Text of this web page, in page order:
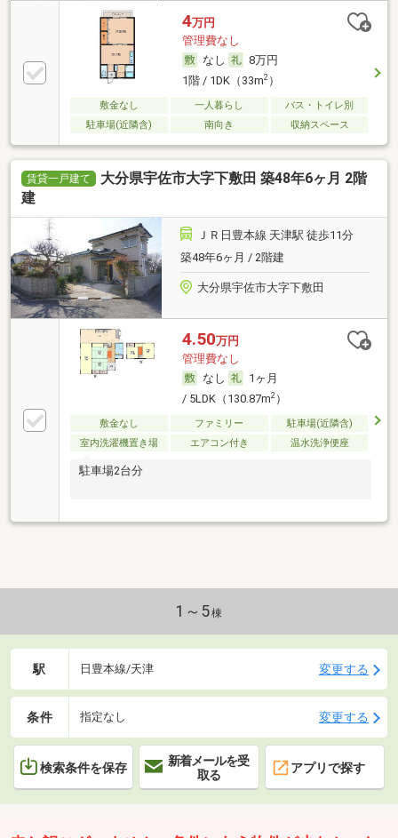
4万円
管理費なし
なし
8万円
1階 / 1DK（33m2）
敷金なし 一人暮らし
バス・トイレ別
駐車場(近隣含)
南向き 収納スペース
賃貸一戸建て
大分県宇佐市大字下敷田 築48年6ヶ月 2階
建
ＪＲ日豊本線 天津駅 徒歩11分
築48年6ヶ月 / 2階建
大分県宇佐市大字下敷田
4.50万円
管理費なし
なし
1ヶ月
/ 5LDK（130.87m2）
敷金なし ファミリー
駐車場(近隣含)
室内洗濯機置き場
エアコン付き 温水洗浄便座
駐車場2台分
1～5棟
駅 日豊本線/天津 変更する
条件 指定なし 変更する
検索条件を保存
新着メールを受
取る
アプリで探す